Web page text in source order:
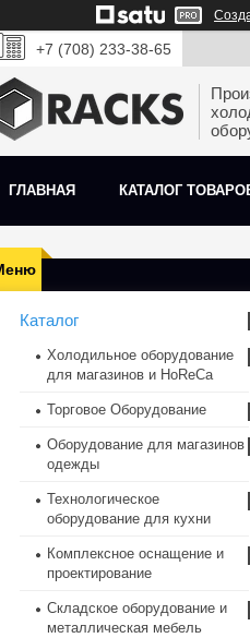
+7 (708) 233-38-65
ГЛАВНАЯ КАТАЛОГ
Каталог
Холодильное оборудование
для магазинов и HoReCa
Торговое Оборудование
Оборудование для магазинов
одежды
Технологическое
оборудование для кухни
Комплексное оснащение и
проектирование
Складское оборудование и
металлическая мебель